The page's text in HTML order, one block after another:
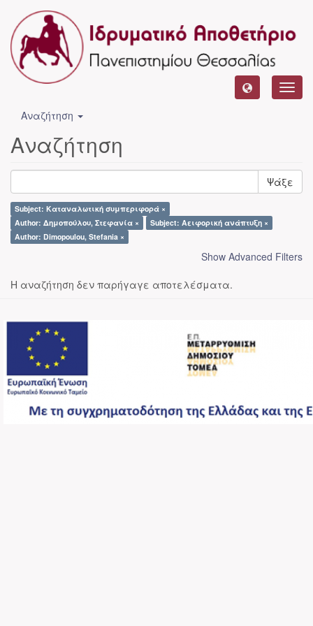
Αναζήτηση
Αναζήτηση
Ψάξε
Subject: Καταναλωτική συμπεριφορά ×
Author: Δημοπούλου, Στεφανία ×
Subject: Αειφορική ανάπτυξη ×
Author: Dimopoulou, Stefania ×
Show Advanced Filters
Η αναζήτηση δεν παρήγαγε αποτελέσματα.